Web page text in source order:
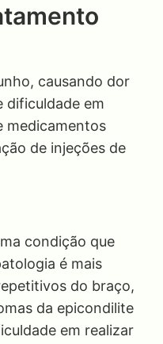
causando dor
dificuldade em
medicamentos
de injeções de
condição que
é mais
do braço,
da epicondilite
em realizar